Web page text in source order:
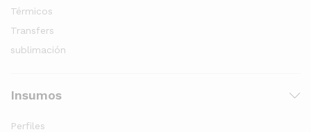
Térmicos
Transfers
sublimación
Insumos
Perfiles